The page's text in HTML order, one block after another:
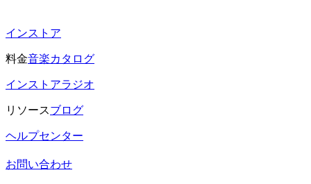
インストア
料金音楽カタログ
インストアラジオ
リソースブログ
ヘルプセンター
お問い合わせ